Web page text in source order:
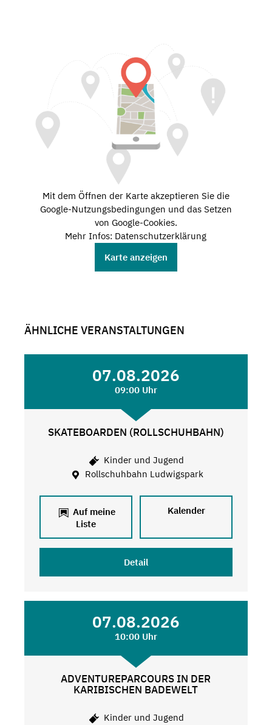
Mit dem Öffnen der Karte akzeptieren Sie die
Google-Nutzungsbedingungen und das Setzen
von Google-Cookies.
Mehr Infos: Datenschutzerklärung
Karte anzeigen
ÄHNLICHE VERANSTALTUNGEN
07.08.2026
09:00 Uhr
SKATEBOARDEN (ROLLSCHUHBAHN)
Kinder und Jugend
Rollschuhbahn Ludwigspark
Auf meine
Liste
Kalender
Detail
07.08.2026
10:00 Uhr
ADVENTUREPARCOURS IN DER
KARIBISCHEN BADEWELT
Kinder und Jugend